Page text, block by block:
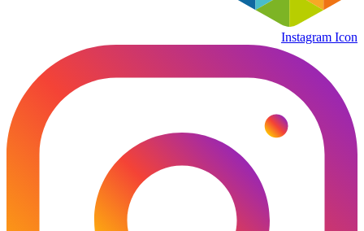
Instagram Icon